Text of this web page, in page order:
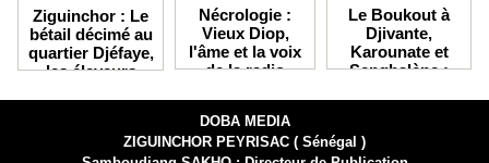
Ziguinchor : Le
bétail décimé au
quartier Djéfaye,
les éleveurs
Nécrologie :
Vieux Diop,
l'âme et la voix
de la radio
Le Boukout à
Djivante,
Karounate et
Senghalène :
sublime la
DOBA MEDIA
ZIGUINCHOR PEYRISAC ( Sénégal )